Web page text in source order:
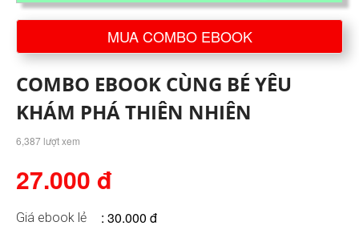
MUA COMBO EBOOK
COMBO EBOOK CÙNG BÉ YÊU
KHÁM PHÁ THIÊN NHIÊN
6,387 lượt xem
27.000 đ
Giá ebook lẻ : 30.000 đ